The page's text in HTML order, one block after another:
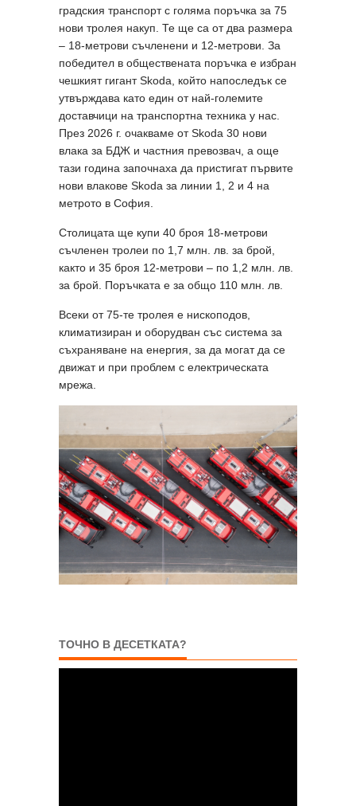
градския транспорт с голяма поръчка за 75
нови тролея накуп. Те ще са от два размера
– 18-метрови съчленени и 12-метрови. За
победител в обществената поръчка е избран
чешкият гигант Skoda, който напоследък се
утвърждава като един от най-големите
доставчици на транспортна техника у нас.
През 2026 г. очакваме от Skoda 30 нови
влака за БДЖ и частния превозвач, а още
тази година започнаха да пристигат първите
нови влакове Skoda за линии 1, 2 и 4 на
метрото в София.
Столицата ще купи 40 броя 18-метрови
съчленен тролеи по 1,7 млн. лв. за брой,
както и 35 броя 12-метрови – по 1,2 млн. лв.
за брой. Поръчката е за общо 110 млн. лв.
Всеки от 75-те тролея е нископодов,
климатизиран и оборудван със система за
съхраняване на енергия, за да могат да се
движат и при проблем с електрическата
мрежа.
ТОЧНО В ДЕСЕТКАТА?